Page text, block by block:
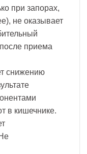
при запорах,
не оказывает
приема
снижению
в кишечнике.